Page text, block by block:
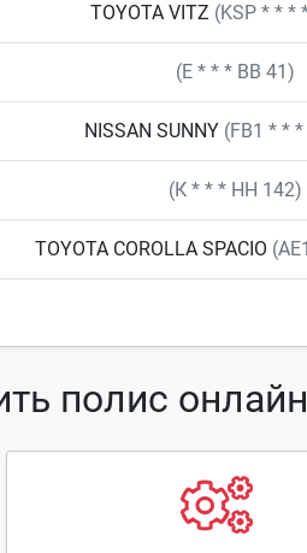
TOYOTA VITZ (KSP * * *
(Е * * * ВВ 41)
NISSAN SUNNY (FB1 * *
(К * * * НН 142)
TOYOTA COROLLA SPACIO
полис